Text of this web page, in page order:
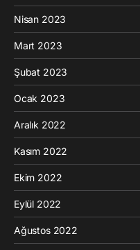
Nisan 2023
Mart 2023
Şubat 2023
Ocak 2023
Aralık 2022
Kasım 2022
Ekim 2022
Eylül 2022
Ağustos 2022